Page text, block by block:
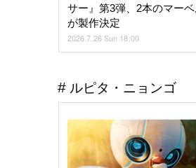
サー』第3弾、2本のマー
が製作決定
2026.7.26 Sun 18:00
ルピタ・ニョンゴ